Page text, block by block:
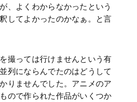
、よくわからなかったという
してよかったのかなぁ。と言
撮っては行けませんという有
列にならんでたのはどうして
りませんでした。アニメのア
ので作られた作品がいくつか